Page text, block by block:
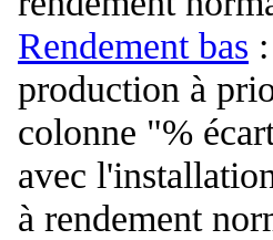
Rendement bas
production à
colonne "%
avec
à rendement